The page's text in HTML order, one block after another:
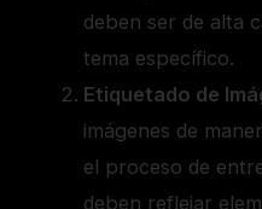
deben ser de alta
tema específico.
Etiquetado de
imágenes de
el proceso de
deben reflejar